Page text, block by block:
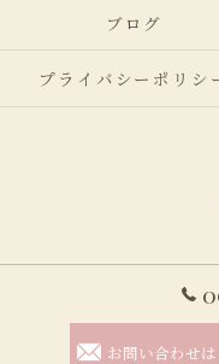
お問い合わせ
ブログ
プライバシーポリシ
© 2026 東京都立川のネイ